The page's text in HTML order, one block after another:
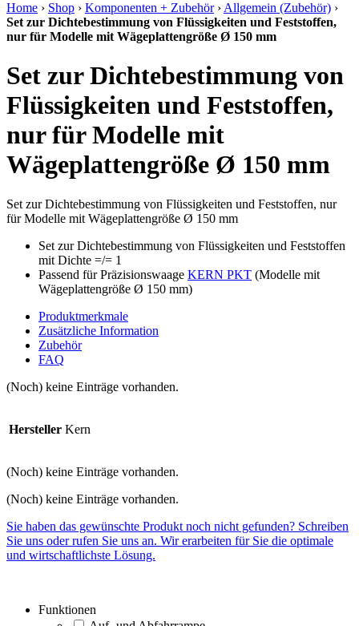
Home › Shop › Komponenten + Zubehör› Allgemein (Zubehör) ›
Set zur Dichtebestimmung von Flüssigkeiten und Feststoffen,
nur für Modelle mit Wägeplattengröße Ø 150 mm
Set zur Dichtebestimmung von
Flüssigkeiten und Feststoffen,
nur für Modelle mit
Wägeplattengröße Ø 150 mm
Set zur Dichtebestimmung von Flüssigkeiten und Feststoffen, nur
für Modelle mit Wägeplattengröße Ø 150 mm
Set zur Dichtebestimmung von Flüssigkeiten und Feststoffen
mit Dichte =/= 1
Passend für Präzisionswaage KERN PKT (Modelle mit
Wägeplattengröße Ø 150 mm)
Produktmerkmale
Zusätzliche Information
Zubehör
FAQ
(Noch) keine Einträge vorhanden.
Hersteller Kern
(Noch) keine Einträge vorhanden.
(Noch) keine Einträge vorhanden.
Sie haben das gewünschte Produkt noch nicht gefunden? Schreiben
Sie uns oder rufen Sie uns an. Wir erarbeiten für Sie die optimale
und wirtschaftlichste Lösung.
Funktionen